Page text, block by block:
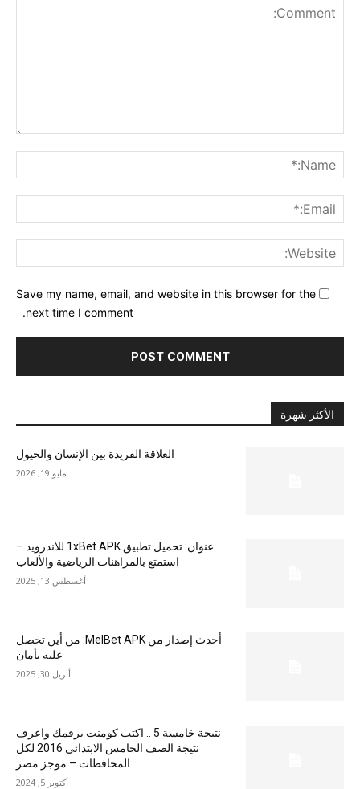
Save my name, email, and website in this browser for the
next time I comment.
الأكثر شهرة
العلاقة الفريدة بين الإنسان والخيول
مايو 19, 2026
عنوان: تحميل تطبيق 1xBet APK للاندرويد –
استمتع بالمراهنات الرياضية والألعاب
أغسطس 13, 2025
أحدث إصدار من MelBet APK: من أين تحصل
عليه بأمان
أبريل 30, 2025
نتيجة خامسة 5 .. اكتب كومنت برقمك واعرف
نتيجة الصف الخامس الابتدائي 2016 لكل
المحافظات – موجز مصر
أكتوبر 5, 2024